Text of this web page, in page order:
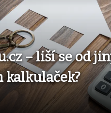
– liší se od
kalkulaček?